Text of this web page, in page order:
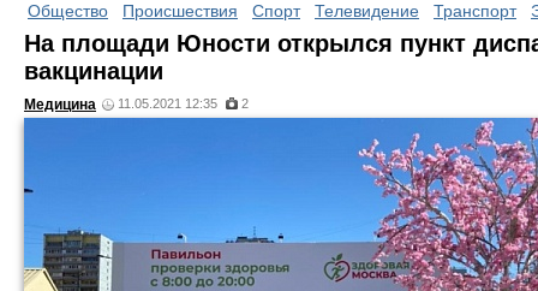
Общество
Происшествия Спорт Телевидение Транспорт
На площади Юности открылся пункт
вакцинации
Медицина 11.05.2021 12:35 2